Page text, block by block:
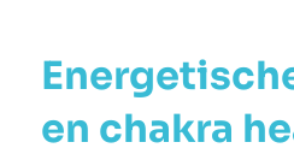
en chakra